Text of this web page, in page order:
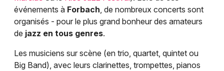
événements à Forbach, de nombreux concerts sont
organisés - pour le plus grand bonheur des amateurs
de jazz en tous genres.
Les musiciens sur scène (en trio, quartet, quintet ou
Big Band), avec leurs clarinettes, trompettes, pianos